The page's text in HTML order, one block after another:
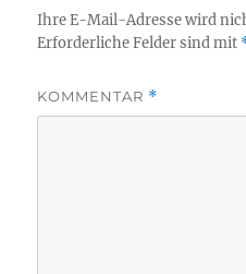
Ihre E-Mail-Adresse wird
Erforderliche Felder sind mit
KOMMENTAR *